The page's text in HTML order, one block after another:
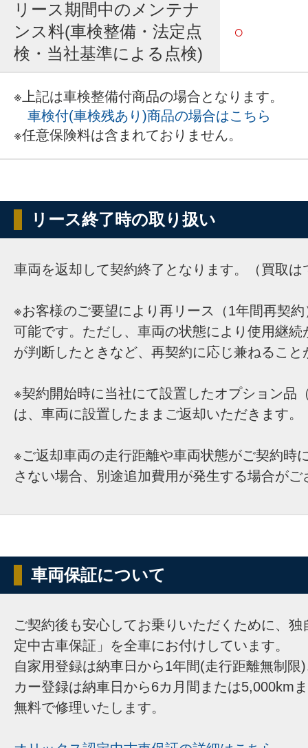
リース期間中のメンテナ
ンス料(車検整備・法定点
検・当社基準による点検)
○
※上記は車検整備付商品の場合となります。
車検付(車検残あり)商品の場合はこちら
※任意保険料は含まれておりません。
リース終了時の取り扱い
車両を返却して契約終了となります。（買取は
※お客様のご要望により再リース（1年間再契
可能です。ただし、車両の状態により使用継続
が判断したときなど、再契約に応じ兼ねること
※契約開始時に当社にて設置したオプション品
は、車両に設置したままご返却いただきます。
※ご返却車両の走行距離や車両状態がご契約時
さない場合、別途追加費用が発生する場合がご
車両保証について
ご契約後も安心してお乗りいただくために、
定中古車保証」を全車にお付けしています。
自家用登録は納車日から1年間(走行距離無制限
カー登録は納車日から6カ月間または5,000km
無料で修理いたします。